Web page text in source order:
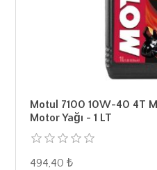
Motul 7100 10W-40 4T
Motor Yağı - 1 LT
494,40 ₺